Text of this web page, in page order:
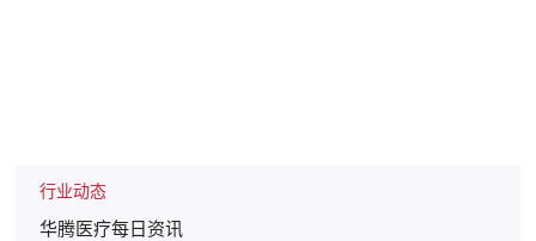
行业动态
华腾医疗每日资讯